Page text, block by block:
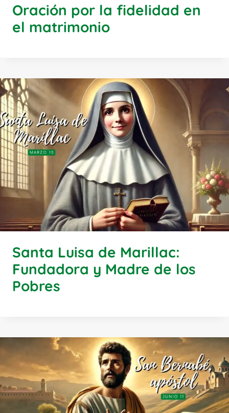
Oración por la fidelidad en
el matrimonio
Santa Luisa de Marillac:
Fundadora y Madre de los
Pobres